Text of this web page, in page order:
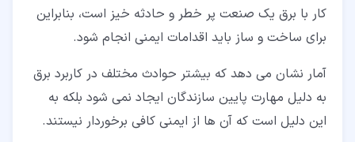
کار با برق یک صنعت پر خطر و حادثه خیز است، بنابراین
برای ساخت و ساز باید اقدامات ایمنی انجام شود.
آمار نشان می دهد که بیشتر حوادث مختلف در کاربرد برق
به دلیل مهارت پایین سازندگان ایجاد نمی شود بلکه به
این دلیل است که آن ها از ایمنی کافی برخوردار نیستند.